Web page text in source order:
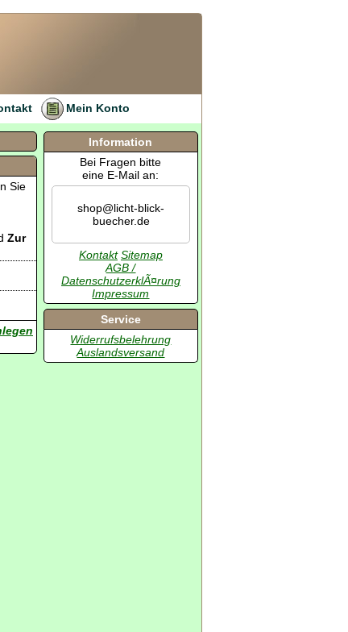
Mein Konto
Sie
Zur
Information
Bei Fragen bitte
eine E-Mail an:
shop@licht-blick-
buecher.de
Kontakt Sitemap
AGB /
DatenschutzerklÃ¤rung
Impressum
Service
Widerrufsbelehrung
Auslandsversand